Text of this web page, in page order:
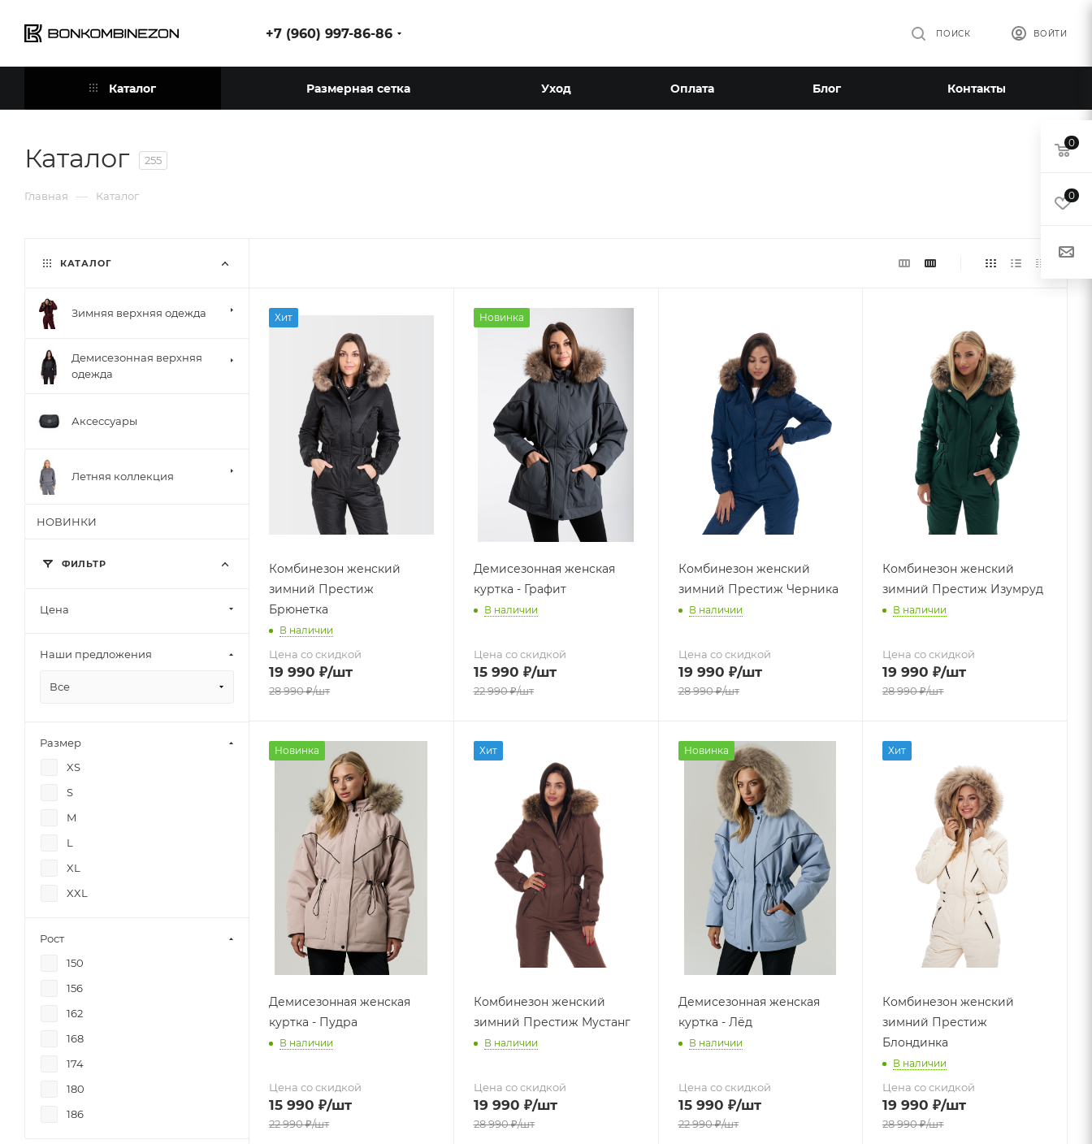
+7 (960) 997-86-86 ВОЙТИ
ПОИСК
Каталог Размерная сетка Уход Оплата Блог Контакты
Каталог 255
Главная — Каталог
Хит
Комбинезон женский
зимний Престиж
Брюнетка
В наличии
Цена со скидкой
19 990 ₽/шт
28 990₽/шт
Новинка
Демисезонная женская
куртка - Графит
В наличии
Цена со скидкой
15 990 ₽/шт
22 990₽/шт
Комбинезон женский
зимний Престиж Черника
В наличии
Цена со скидкой
19 990 ₽/шт
28 990₽/шт
Комбинезон женский
зимний Престиж Изумруд
В наличии
Цена со скидкой
19 990 ₽/шт
28 990₽/шт
Новинка
Демисезонная женская
куртка - Пудра
В наличии
Цена со скидкой
15 990 ₽/шт
22 990₽/шт
Хит
Комбинезон женский
зимний Престиж Мустанг
В наличии
Цена со скидкой
19 990 ₽/шт
28 990₽/шт
Новинка
Демисезонная женская
куртка - Лёд
В наличии
Цена со скидкой
15 990 ₽/шт
22 990₽/шт
Хит
Комбинезон женский
зимний Престиж
Блондинка
В наличии
Цена со скидкой
19 990 ₽/шт
28 990₽/шт
КАТАЛОГ
Зимняя верхняя одежда
Демисезонная верхняя
одежда
Аксессуары
Летняя коллекция
НОВИНКИ
ФИЛЬТР
Цена
Наши предложения
Все
Размер
XS
S
M
L
XL
XXL
Рост
150
156
162
168
174
180
186
0
0